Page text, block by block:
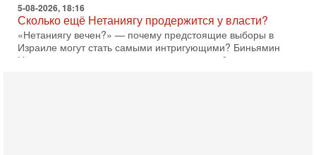
5-08-2026, 18:16
Сколько ещё Нетаниягу продержится у власти?
«Нетаниягу вечен?» — почему предстоящие выборы в
Израиле могут стать самыми интригующими? Биньямин
Нетаниягу снова уверенно заявляет, что победа на